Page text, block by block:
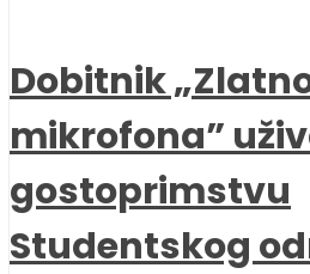
Dobitnik
mikrofona”
gostoprimstvu
Studentskog